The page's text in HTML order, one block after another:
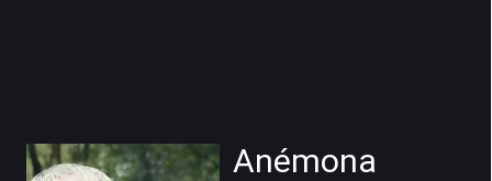
Anémona